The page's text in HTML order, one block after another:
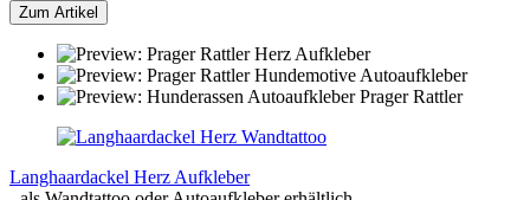
Zum Artikel
Langhaardackel Herz Aufkleber